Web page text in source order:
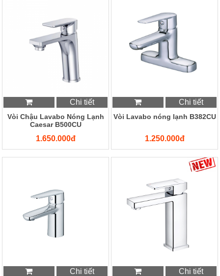
Chi tiết
Vòi Chậu Lavabo Nóng Lạnh
Caesar B500CU
1.650.000đ
Chi tiết
Vòi Lavabo nóng lạnh B382CU
1.250.000đ
Chi tiết Chi tiết